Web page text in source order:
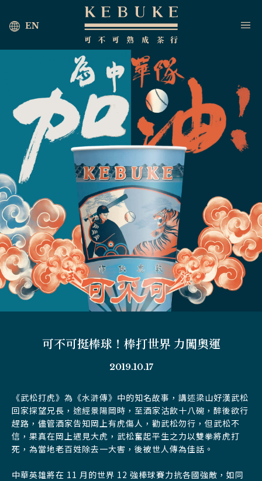
EN
首頁 海外茶行 最新消息
可不可挺棒球！棒打世界 力闖奧運
2019.10.17
《武松打虎》為《水滸傳》中的知名故事，講述梁山好漢武松
回家探望兄長，途經景陽岡時，至酒家沽飲十八碗，醉後欲行
趕路，儘管酒家告知岡上有虎傷人，勸武松勿行，但武松不
信，果真在岡上遇見大虎，武松奮起平生之力以雙拳將虎打
死，為當地老百姓除去一大害，後被世人傳為佳話。
中華英雄將在 11 月的世界 12 強棒球賽力抗各國強敵，如同